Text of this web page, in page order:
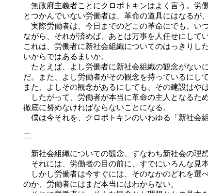
無政府主義者ことにクロポトキンはよく言う。労
とつかんでいない労働者は、革命の道具にはなるが
実際労働者は、今日までのどこの革命にでも、い
ながら、それが済めば、あとは万事を人任せにし
これは、労働者に新社会組織についてのはっきりし
いからではあるまいか。
たとえば、よし労働者に新社会組織の観念がない
だ。また、よし労働者がその観念を持っているにし
また、よしその観念があるにしても、その建設はや
したがって、労働者が本当に革命の主人となるた
徹底に努めなければならないことになる。
僕は今それを、クロポトキンのいわゆる「新社会
二
新社会組織についての観念、すなわち新社会の理
それには、労働者の目の前に、すでにいろんな見
しかし労働者は今すぐには、そのなかのどれを選
のか、労働者にはまだ本当にはわからない。